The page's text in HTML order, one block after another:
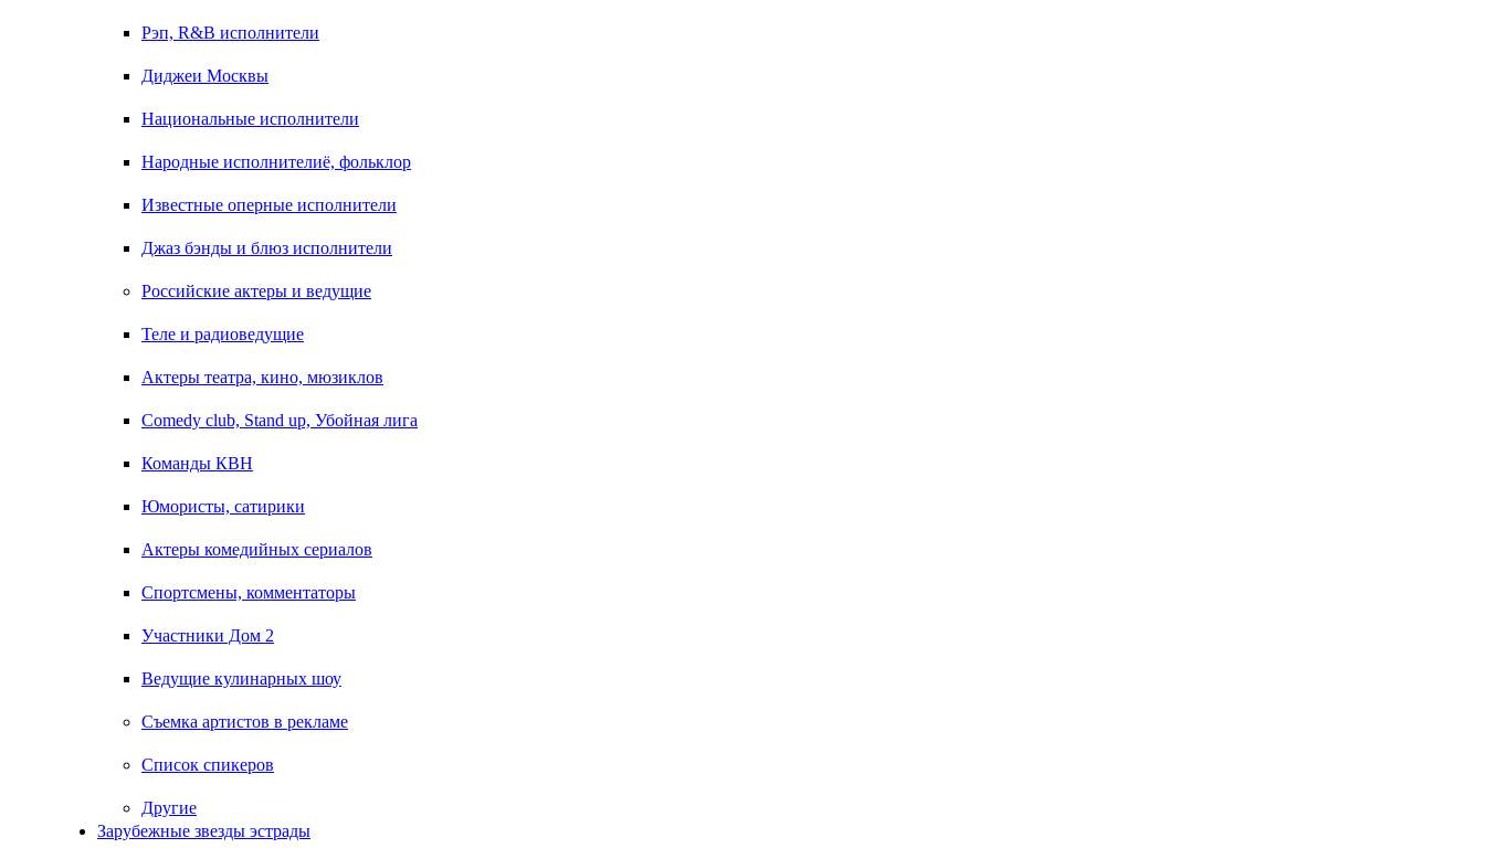
Рэп, R&B исполнители
Диджеи Москвы
Национальные исполнители
Народные исполнителиё, фольклор
Известные оперные исполнители
Джаз бэнды и блюз исполнители
Российские актеры и ведущие
Теле и радиоведущие
Актеры театра, кино, мюзиклов
Comedy club, Stand up, Убойная лига
Команды КВН
Юмористы, сатирики
Актеры комедийных сериалов
Спортсмены, комментаторы
Участники Дом 2
Ведущие кулинарных шоу
Съемка артистов в рекламе
Список спикеров
Другие
Зарубежные звезды эстрады